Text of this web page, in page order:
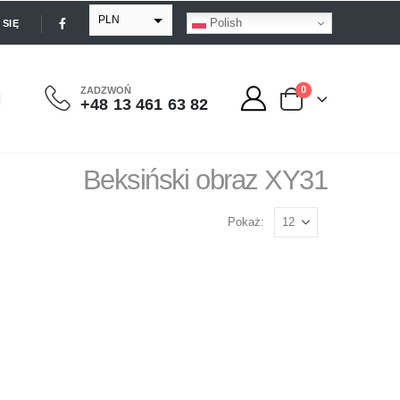
PLN
GBP
Polish
ZADZWOŃ
+48 13 461 63 82
0
Beksiński obraz XY31
Pokaż: